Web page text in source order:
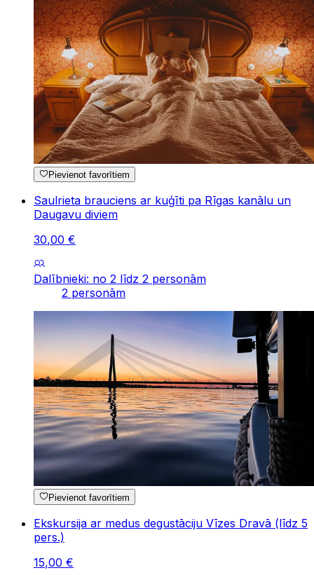
Pievienot favorītiem
Saulrieta brauciens ar kuģīti pa Rīgas kanālu un
Daugavu diviem
30,00 €
Dalībnieki: no 2 līdz 2 personām
2 personām
Pievienot favorītiem
Ekskursija ar medus degustāciju Vīzes Dravā (līdz 5
pers.)
15,00 €